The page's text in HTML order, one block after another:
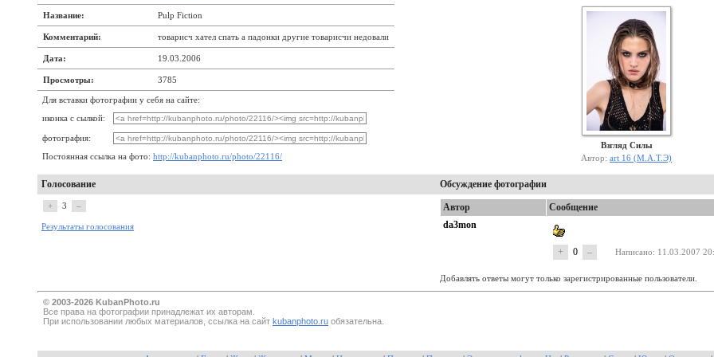
Название: Pulp Fiction
Комментарий: товарисч хател спать а падонки другие товарисчи недовали
Дата: 19.03.2006
Просмотры: 3785
Для вставки фотографии у себя на сайте:
иконка с сылкой:
фотография:
Постоянная ссылка на фото: http://kubanphoto.ru/photo/22116/
Взгляд Силы
Автор: art 16 (М.А.Т.Э)
Голосование Обсуждение фотографии
+ 3 –
Результаты голосования
Автор
Сообщение
da3mon
+ 0 – Написано: 11.03.2007
Добавлять ответы могут только зарегистрированные пользователи.
© 2003-2026 KubanPhoto.ru
Все прaва на фотографии принадлежат их авторам.
При использовании любых материалов, ссылка на сайт kubanphoto.ru обязательна.